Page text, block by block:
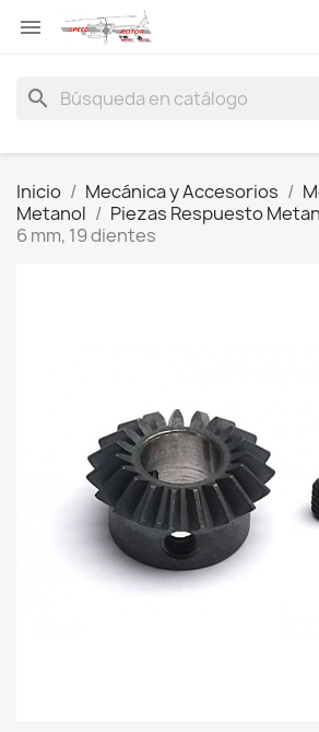

search
Inicio Mecánica y Accesorios
Metanol
Piezas Respuesto
6 mm, 19 dientes